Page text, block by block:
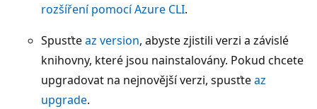
rozšíření pomocí Azure CLI.
Spusťteaz version, abyste zjistili verzi a závislé
knihovny, které jsou nainstalovány. Pokud chcete
upgradovat na nejnovější verzi, spusťteaz
upgrade.